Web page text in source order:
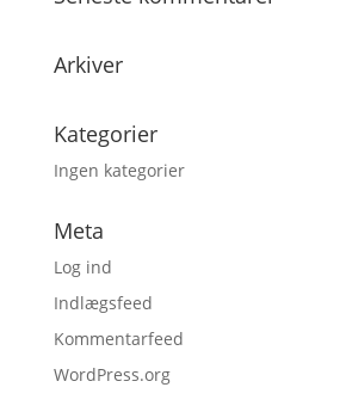
Arkiver
Kategorier
Ingen kategorier
Meta
Log ind
Indlægsfeed
Kommentarfeed
WordPress.org